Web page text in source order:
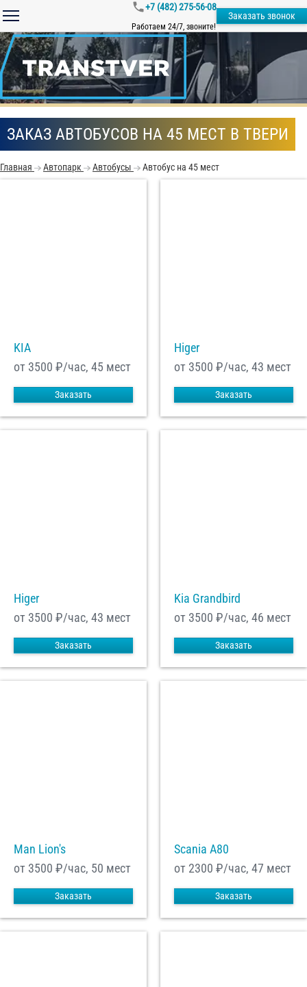
+7 (482) 275-56-08
Работаем 24/7, звоните!
Заказать звонок
ЗАКАЗ АВТОБУСОВ НА 45 МЕСТ В ТВЕРИ
Главная Автопарк Автобусы Автобус на 45 мест
KIA
от 3500 ₽/час, 45 мест
Заказать
Higer
от 3500 ₽/час, 43 мест
Заказать
Higer
от 3500 ₽/час, 43 мест
Заказать
Kia Grandbird
от 3500 ₽/час, 46 мест
Заказать
Man Lion's
от 3500 ₽/час, 50 мест
Заказать
Scania A80
от 2300 ₽/час, 47 мест
Заказать
ознакомлен(а), даю согласие на
обработку моих Персональных данных